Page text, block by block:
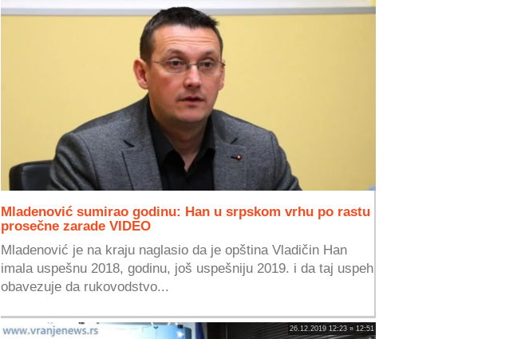
Mladenović sumirao godinu: Han u srpskom vrhu po rastu
prosečne zarade VIDEO
Mladenović je na kraju naglasio da je opština Vladičin Han
imala uspešnu 2018, godinu, još uspešniju 2019. i da taj uspeh
obavezuje da rukovodstvo...
26.12.2019 12:23 » 12:51